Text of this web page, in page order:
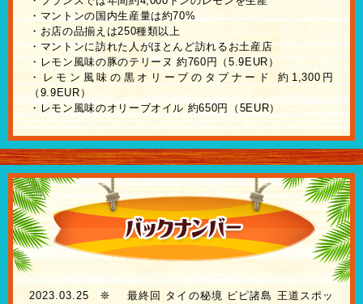
・マントンの国内生産量は約70%
・お店の品揃えは250種類以上
・マントンに訪れた人がほとんど訪れるお土産店
・レモン風味の豚のテリーヌ 約760円（5.9EUR）
・レモン風味の黒オリーブのタプナード 約1,300円
（9.9EUR）
・レモン風味のオリーブオイル 約650円（5EUR）
2023.03.25 ❊
最終回 タイの秘境 ピピ諸島 王道スポッ